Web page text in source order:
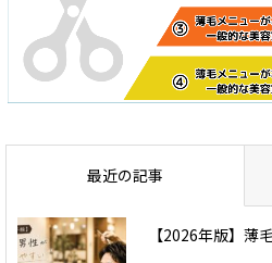
最近の記事
【2026年版】薄